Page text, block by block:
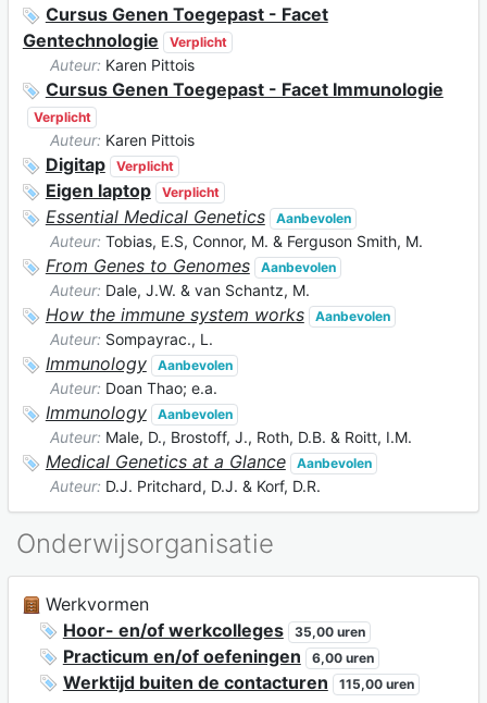
Cursus Genen Toegepast - Facet
Gentechnologie
Verplicht
Auteur: Karen Pittois
Cursus Genen Toegepast - Facet Immunologie
Verplicht
Auteur: Karen Pittois
Digitap Verplicht
Eigen laptop Verplicht
Essential Medical Genetics Aanbevolen
Auteur: Tobias, E.S, Connor, M. & Ferguson Smith, M.
From Genes to Genomes Aanbevolen
Auteur: Dale, J.W. & van Schantz, M.
How the immune system works Aanbevolen
Auteur: Sompayrac., L.
Immunology Aanbevolen
Auteur: Doan Thao; e.a.
Immunology Aanbevolen
Auteur: Male, D., Brostoff, J., Roth, D.B. & Roitt, I.M.
Medical Genetics at a Glance Aanbevolen
Auteur: D.J. Pritchard, D.J. & Korf, D.R.
Onderwijsorganisatie
Werkvormen
Hoor- en/of werkcolleges
35,00 uren
Practicum en/of oefeningen 6,00 uren
Werktijd buiten de contacturen 115,00 uren